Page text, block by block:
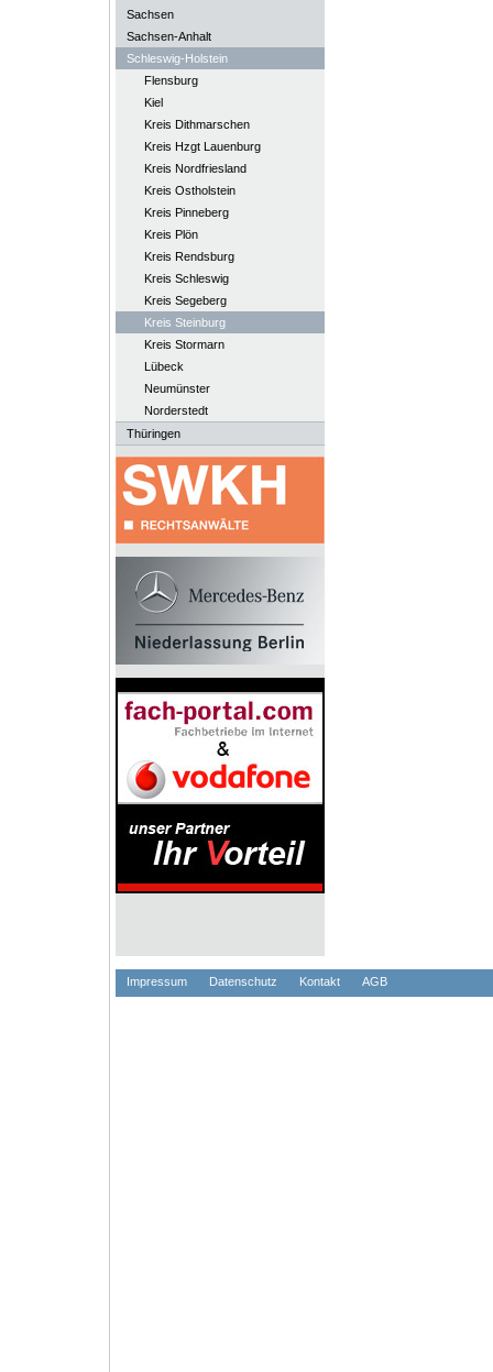
Sachsen
Sachsen-Anhalt
Schleswig-Holstein
Flensburg
Kiel
Kreis Dithmarschen
Kreis Hzgt Lauenburg
Kreis Nordfriesland
Kreis Ostholstein
Kreis Pinneberg
Kreis Plön
Kreis Rendsburg
Kreis Schleswig
Kreis Segeberg
Kreis Steinburg
Kreis Stormarn
Lübeck
Neumünster
Norderstedt
Thüringen
Impressum Datenschutz Kontakt AGB